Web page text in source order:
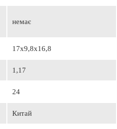
немає
17х9,8х16,8
1,17
24
Китай